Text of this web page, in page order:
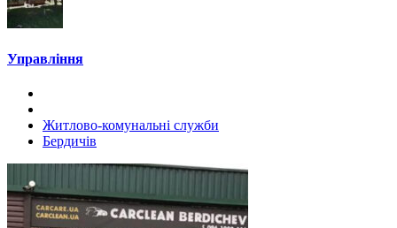
Управління
Житлово-комунальні служби
Бердичів